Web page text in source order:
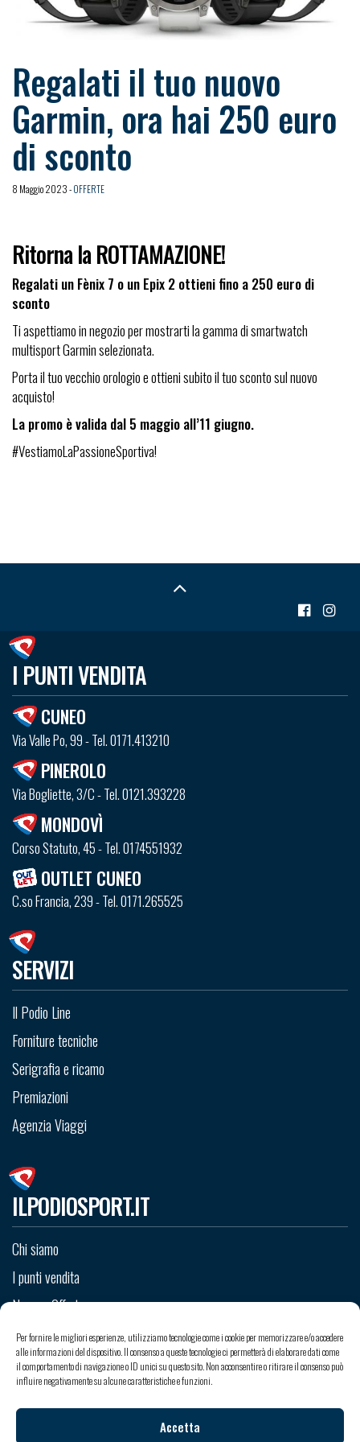
Per fornire le migliori esperienze, utilizziamo tecnologie come i cookie per memorizzare e/o accedere
alle informazioni del dispositivo. Il consenso a queste tecnologie ci permetterà di elaborare dati come
il comportamento di navigazione o ID unici su questo sito. Non acconsentire o ritirare il consenso può
influire negativamente su alcune caratteristiche e funzioni.
Accetta
Regalati il tuo nuovo
Garmin, ora hai 250 euro
di sconto
8 Maggio 2023 -OFFERTE
Ritorna la ROTTAMAZIONE!
Regalati un Fènix 7 o un Epix 2 ottieni fino a 250 euro di
sconto
Ti aspettiamo in negozio per mostrarti la gamma di smartwatch
multisport Garmin selezionata.
Porta il tuo vecchio orologio e ottieni subito il tuo sconto sul nuovo
acquisto!
La promo è valida dal 5 maggio all’11 giugno.
#VestiamoLaPassioneSportiva!
I PUNTI VENDITA
CUNEO
Via Valle Po, 99 - Tel. 0171.413210
PINEROLO
Via Bogliette, 3/C - Tel. 0121.393228
MONDOVÌ
Corso Statuto, 45 - Tel. 0174551932
OUTLET CUNEO
C.so Francia, 239 - Tel. 0171.265525
SERVIZI
Il Podio Line
Forniture tecniche
Serigrafia e ricamo
Premiazioni
Agenzia Viaggi
ILPODIOSPORT.IT
Chi siamo
I punti vendita
News e Offerte
Staff
Contatti
Copyright © 2026 Il Podio Sport srl - Sede Legale: Via Valle Po 99 - 12020 Madonna dell’Olmo -